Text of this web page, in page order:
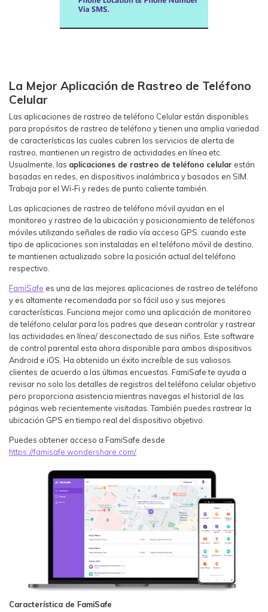
La Mejor Aplicación de Rastreo de Teléfono
Celular
Las aplicaciones de rastreo de teléfono Celular están disponibles
para propósitos de rastreo de teléfono y tienen una amplia variedad
de características las cuales cubren los servicios de alerta de
rastreo, mantienen un registro de actividades en línea etc.
Usualmente, las aplicaciones de rastreo de teléfono celular están
basadas en redes, en dispositivos inalámbrica y basados en SIM.
Trabaja por el Wi-Fi y redes de punto caliente también.
Las aplicaciones de rastreo de teléfono móvil ayudan en el
monitoreo y rastreo de la ubicación y posicionamiento de teléfonos
móviles utilizando señales de radio vía acceso GPS. cuando este
tipo de aplicaciones son instaladas en el teléfono móvil de destino,
te mantienen actualizado sobre la posición actual del teléfono
respectivo.
FamiSafe es una de las mejores aplicaciones de rastreo de teléfono
y es altamente recomendada por so fácil uso y sus mejores
características. Funciona mejor como una aplicación de monitoreo
de teléfono celular para los padres que desean controlar y rastrear
las actividades en línea/ desconectado de sus niños. Este software
de control parental esta ahora disponible para ambos dispositivos
Android e iOS. Ha obtenido un éxito increíble de sus valiosos
clientes de acuerdo a las últimas encuestas. FamiSafe te ayuda a
revisar no solo los detalles de registros del teléfono celular objetivo
pero proporciona asistencia mientras navegas el historial de las
páginas web recientemente visitadas. También puedes rastrear la
ubicación GPS en tiempo real del dispositivo objetivo.
Puedes obtener acceso a FamiSafe desde
https://famisafe.wondershare.com/
Característica de FamiSafe